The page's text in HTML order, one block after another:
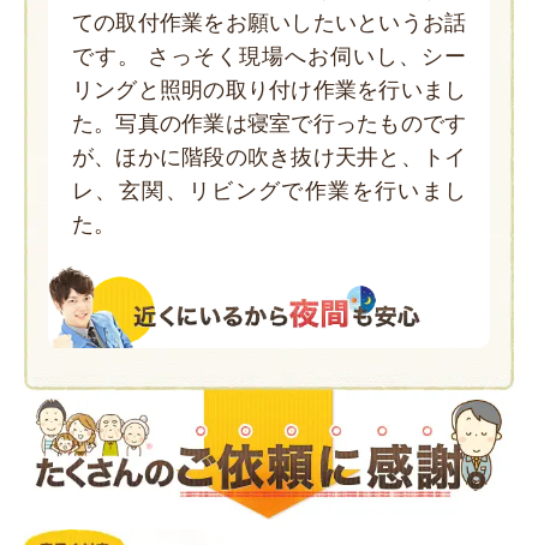
ての取付作業をお願いしたいというお話
です。 さっそく現場へお伺いし、シー
リングと照明の取り付け作業を行いまし
た。写真の作業は寝室で行ったものです
が、ほかに階段の吹き抜け天井と、トイ
レ、玄関、リビングで作業を行いまし
た。